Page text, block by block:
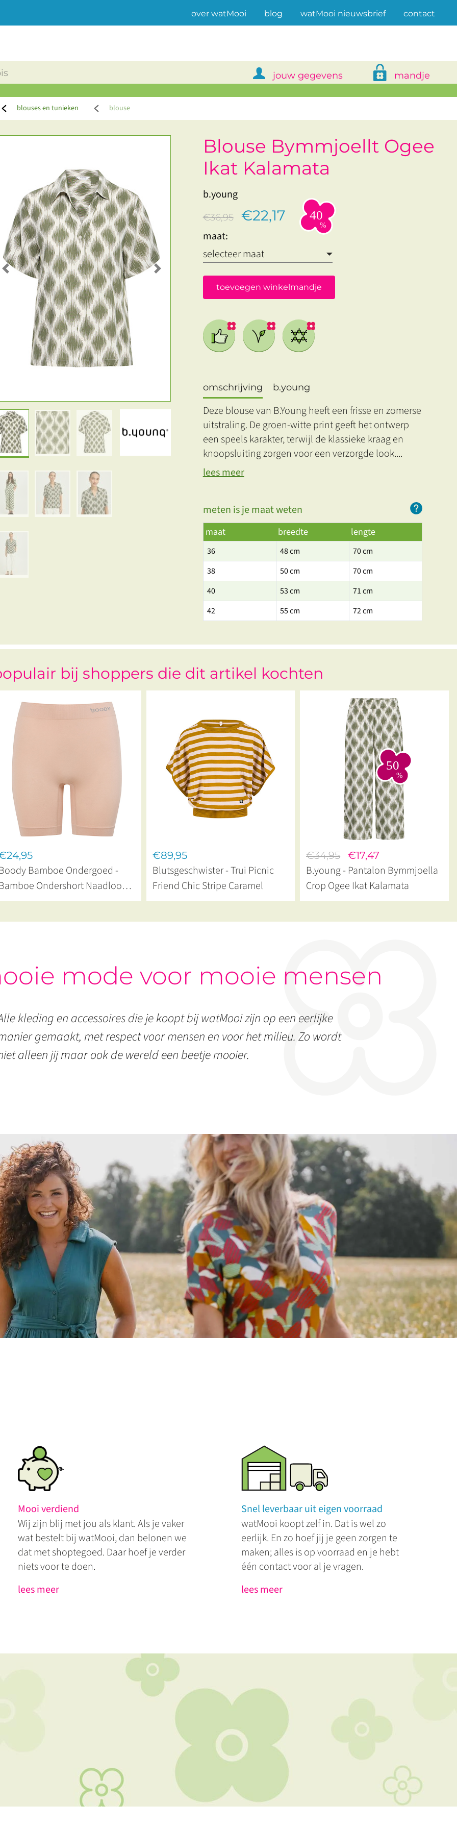
over watMooi(current)
blog watMooi nieuwsbrief contact
jouw gegevens mandje
blouses en tunieken blouse
Previous Next
Blouse Bymmjoellt Ogee
Ikat Kalamata
b.young
€36,95 €22,17
maat:
toevoegen winkelmandje
omschrijving b.young
Deze blouse van B.Young heeft een frisse en zomerse
uitstraling. De groen-witte print geeft het ontwerp
een speels karakter, terwijl de klassieke kraag en
knoopsluiting zorgen voor een verzorgde look....
lees meer
meten is je maat weten
maat breedte lengte
36 48 cm
70 cm
38
50 cm
70 cm
40
53 cm
71 cm
42
55 cm 72 cm
bij shoppers die dit artikel kochten
Bamboe Ondergoed -
Ondershort Naadloos
€89,95
Blutsgeschwister - Trui Picnic
Friend Chic Stripe Caramel
€34,95 €17,47
B.young - Pantalon Bymmjoella
Crop Ogee Ikat Kalamata
mode voor mooie mensen
kleding en accessoires die je koopt bij watMooi zijn op een eerlijke
gemaakt, met respect voor mensen en voor het milieu. Zo wordt
alleen jij maar ook de wereld een beetje mooier.
Mooi verdiend
Wij zijn blij met jou als klant. Als je vaker
wat bestelt bij watMooi, dan belonen we
dat met shoptegoed. Daar hoef je verder
niets voor te doen.
lees meer
Snel leverbaar uit eigen voorraad
watMooi koopt zelf in. Dat is wel zo
eerlijk. En zo hoef jij je geen zorgen te
maken; alles is op voorraad en je hebt
één contact voor al je vragen.
lees meer